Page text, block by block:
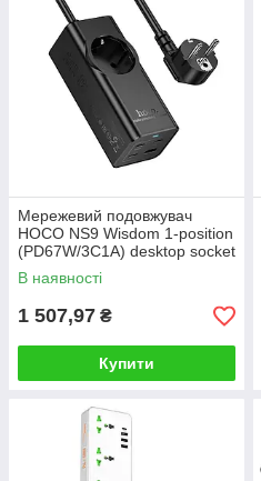
Мережевий подовжувач
HOCO NS9 Wisdom 1-position
(PD67W/3C1A) desktop socket
(EU/GER) Black
В наявності
1 507,97 ₴
Купити